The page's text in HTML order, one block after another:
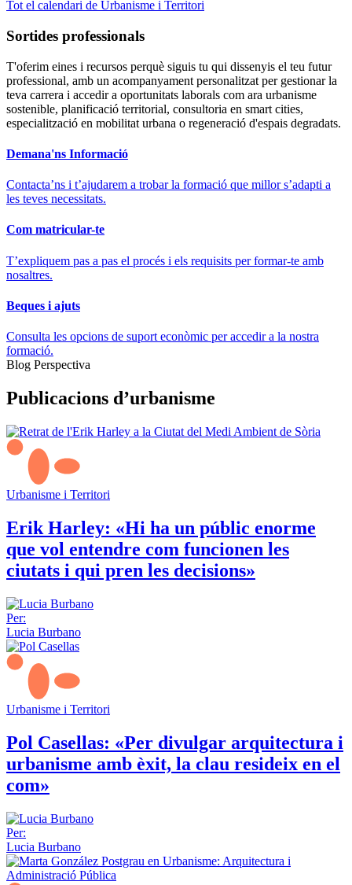
Tot el calendari de Urbanisme i Territori
Sortides professionals
T'oferim eines i recursos perquè siguis tu qui dissenyis el teu futur
professional, amb un acompanyament personalitzat per gestionar la
teva carrera i accedir a oportunitats laborals com ara urbanisme
sostenible, planificació territorial, consultoria en smart cities,
especialització en mobilitat urbana o regeneració d'espais degradats.
Demana'ns Informació
Contacta’ns i t’ajudarem a trobar la formació que millor s’adapti a
les teves necessitats.
Com matricular-te
T’expliquem pas a pas el procés i els requisits per formar-te amb
nosaltres.
Beques i ajuts
Consulta les opcions de suport econòmic per accedir a la nostra
formació.
Blog Perspectiva
Publicacions d’urbanisme
Urbanisme i Territori
Erik Harley: «Hi ha un públic enorme
que vol entendre com funcionen les
ciutats i qui pren les decisions»
Per:
Lucia Burbano
Urbanisme i Territori
Pol Casellas: «Per divulgar arquitectura i
urbanisme amb èxit, la clau resideix en el
com»
Per:
Lucia Burbano